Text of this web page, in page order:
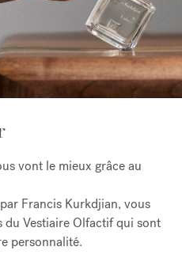
vont le mieux grâce au
Francis Kurkdjian, vous
du Vestiaire Olfactif qui sont
personnalité.